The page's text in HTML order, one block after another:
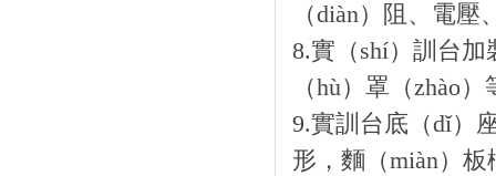
（diàn）阻、電
8.實（shí）訓台
（hù）罩（zhào
9.實訓台底（dǐ）
形，麵（miàn）